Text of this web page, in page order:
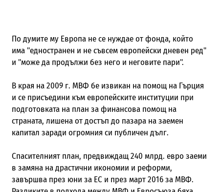
По думите му Европа не се нуждае от фонда, който
има "едностранен и не съвсем европейски дневен ред"
и "може да продължи без него и неговите пари".
В края на 2009 г. МВФ бе извикан на помощ на Гърция
и се присъедини към европейските институции при
подготовката на план за финансова помощ на
страната, лишена от достъп до пазара на заемен
капитал заради огромния си публичен дълг.
Спасителният план, предвиждащ 240 млрд. евро заеми
в замяна на драстични икономии и реформи,
завършва през юни за ЕС и през март 2016 за МВФ.